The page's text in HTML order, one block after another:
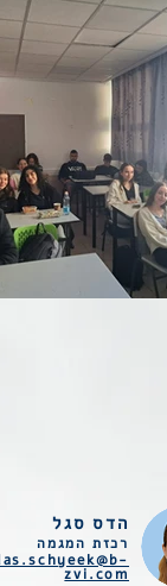
הדס סגל
רכזת המגמה
zvi.com